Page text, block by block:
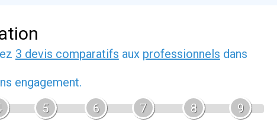
3 devis comparatifs aux professionnels dans
engagement.
5 6 7 8 9